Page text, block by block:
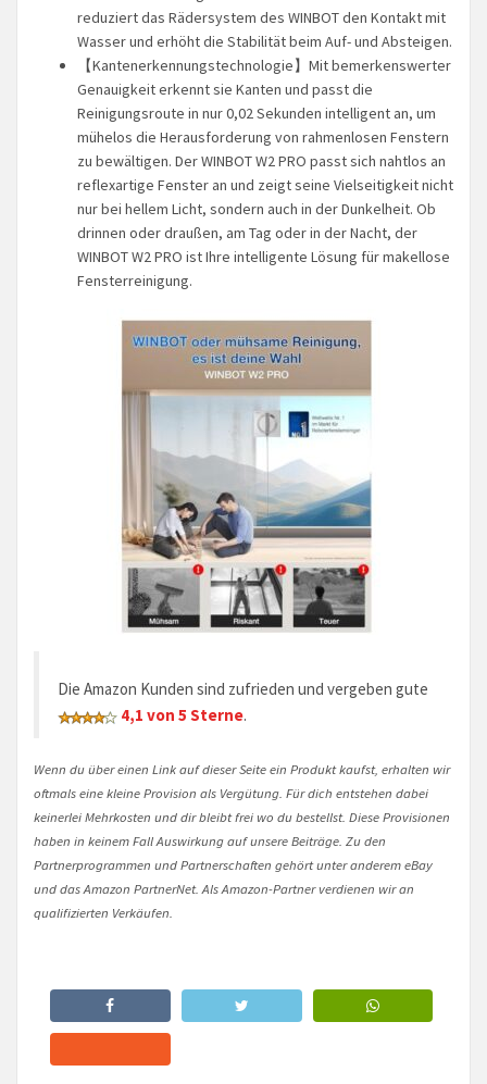
reduziert das Rädersystem des WINBOT den Kontakt mit
Wasser und erhöht die Stabilität beim Auf- und Absteigen.
【Kantenerkennungstechnologie】Mit bemerkenswerter
Genauigkeit erkennt sie Kanten und passt die
Reinigungsroute in nur 0,02 Sekunden intelligent an, um
mühelos die Herausforderung von rahmenlosen Fenstern
zu bewältigen. Der WINBOT W2 PRO passt sich nahtlos an
reflexartige Fenster an und zeigt seine Vielseitigkeit nicht
nur bei hellem Licht, sondern auch in der Dunkelheit. Ob
drinnen oder draußen, am Tag oder in der Nacht, der
WINBOT W2 PRO ist Ihre intelligente Lösung für makellose
Fensterreinigung.
Die Amazon Kunden sind zufrieden und vergeben gute
4,1 von 5 Sterne.
Wenn du über einen Link auf dieser Seite ein Produkt kaufst, erhalten wir
oftmals eine kleine Provision als Vergütung. Für dich entstehen dabei
keinerlei Mehrkosten und dir bleibt frei wo du bestellst. Diese Provisionen
haben in keinem Fall Auswirkung auf unsere Beiträge. Zu den
Partnerprogrammen und Partnerschaften gehört unter anderem eBay
und das Amazon PartnerNet. Als Amazon-Partner verdienen wir an
qualifizierten Verkäufen.